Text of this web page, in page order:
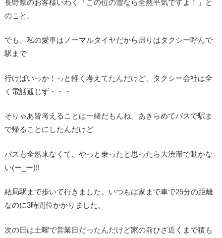
長野県のお客様いわく「この位の雪なら全然平気ですよ！」と
のこと。
でも、私の愛車はノーマルタイヤだから帰りはタクシー呼んで
駅まで
行けばいっか！っと軽く考えてたんだけど、タクシー会社は全
く電話通じず・・・
そりゃあ皆考えることは一緒だもんね。あきらめてバスで駅ま
で帰ることにしたんだけど
バスも全然来なくて、やっと乗ったと思ったら大渋滞で動かな
い(ー_ー)!!
結局駅まで歩いて行きました。いつもは家まで車で25分の距離
なのに3時間位かかりました。
次の日は土曜で営業日だったんだけど家の前ひざ近くまで積も